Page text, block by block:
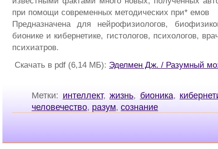
при помощи современных методических при* емов
Предназначена для нейрофизиологов,
бионике и кибернетике, гистологов, психологов,
психиатров.
Скачать в pdf (6,14 МБ): Эделмен Дж. / Разумный
Метки: интеллект, жизнь, бионика,
человечество, разум, сознание